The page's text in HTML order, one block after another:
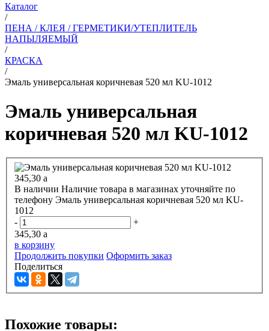
Каталог
/
ПЕНА / КЛЕЯ / ГЕРМЕТИКИ/УТЕПЛИТЕЛЬ
НАПЫЛЯЕМЫЙ
/
КРАСКА
/
Эмаль универсальная коричневая 520 мл KU-1012
Эмаль универсальная
коричневая 520 мл KU-1012
345,30 a
В наличии Наличие товара в магазинах уточняйте по
телефону Эмаль универсальная коричневая 520 мл KU-
1012
-
+
345,30 a
в корзину
Продолжить покупки Оформить заказ
Поделиться
Похожие товары: